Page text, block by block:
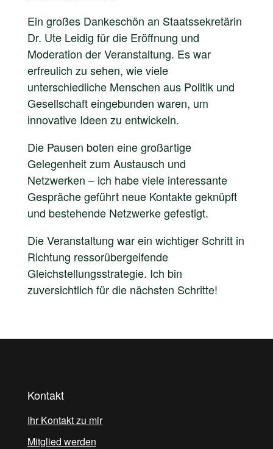
Ein großes Dankeschön an Staatssekretärin
Dr. Ute Leidig für die Eröffnung und
Moderation der Veranstaltung. Es war
erfreulich zu sehen, wie viele
unterschiedliche Menschen aus Politik und
Gesellschaft eingebunden waren, um
innovative Ideen zu entwickeln.
Die Pausen boten eine großartige
Gelegenheit zum Austausch und
Netzwerken – ich habe viele interessante
Gespräche geführt neue Kontakte geknüpft
und bestehende Netzwerke gefestigt.
Die Veranstaltung war ein wichtiger Schritt in
Richtung ressorübergeifende
Gleichstellungsstrategie. Ich bin
zuversichtlich für die nächsten Schritte!
Kontakt
Ihr Kontakt zu mir
Mitglied werden